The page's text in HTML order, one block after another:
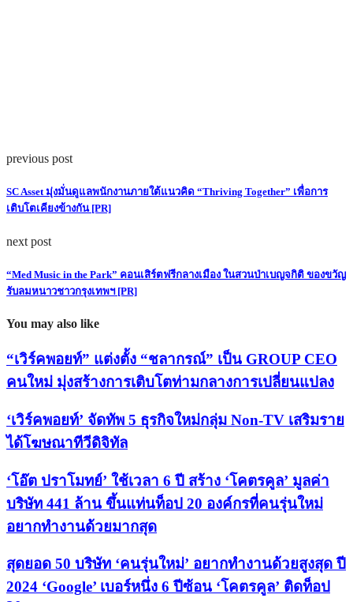
previous post
SC Asset มุ่งมั่นดูแลพนักงานภายใต้แนวคิด “Thriving Together” เพื่อการ
เติบโตเคียงข้างกัน [PR]
next post
“Med Music in the Park” คอนเสิร์ตฟรีกลางเมือง ในสวนป่าเบญจกิติ ของขวัญ
รับลมหนาวชาวกรุงเทพฯ [PR]
You may also like
“เวิร์คพอยท์” แต่งตั้ง “ชลากรณ์” เป็น GROUP CEO
คนใหม่ มุ่งสร้างการเติบโตท่ามกลางการเปลี่ยนแปลง
‘เวิร์คพอยท์’ จัดทัพ 5 ธุรกิจใหม่กลุ่ม Non-TV เสริมราย
ได้โฆษณาทีวีดิจิทัล
‘โอ๊ต ปราโมทย์’ ใช้เวลา 6 ปี สร้าง ‘โคตรคูล’ มูลค่า
บริษัท 441 ล้าน ขึ้นแท่นท็อป 20 องค์กรที่คนรุ่นใหม่
อยากทำงานด้วยมากสุด
สุดยอด 50 บริษัท ‘คนรุ่นใหม่’ อยากทำงานด้วยสูงสุด ปี
2024 ‘Google’ เบอร์หนึ่ง 6 ปีซ้อน ‘โคตรคูล’ ติดท็อป